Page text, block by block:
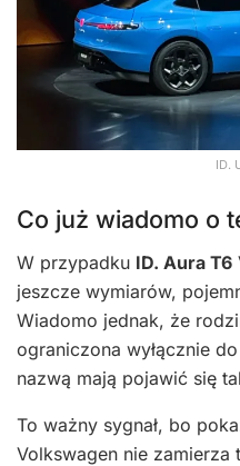
ID.
Co już wiadomo o
W przypadku ID. Aura T6
jeszcze wymiarów,
Wiadomo jednak, że
ograniczona wyłącznie
nazwą mają pojawić się
To ważny sygnał, bo
Volkswagen nie zamierza